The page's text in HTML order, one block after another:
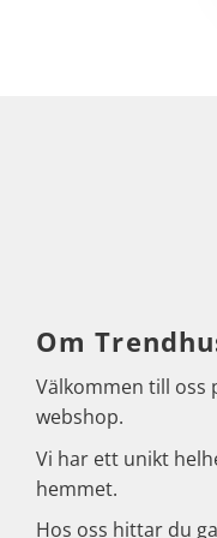
Om
Välkommen till oss
webshop.
Vi har ett unikt
hemmet.
Hos oss hittar du